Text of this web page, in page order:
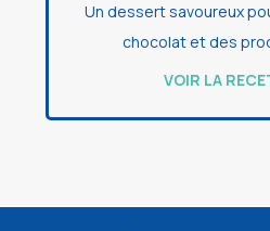
Un dessert savoureux
chocolat et des
VOIR LA